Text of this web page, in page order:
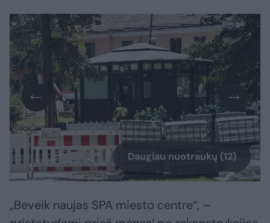
Daugiau nuotraukų (12)
„Beveik naujas SPA miesto centre“, –